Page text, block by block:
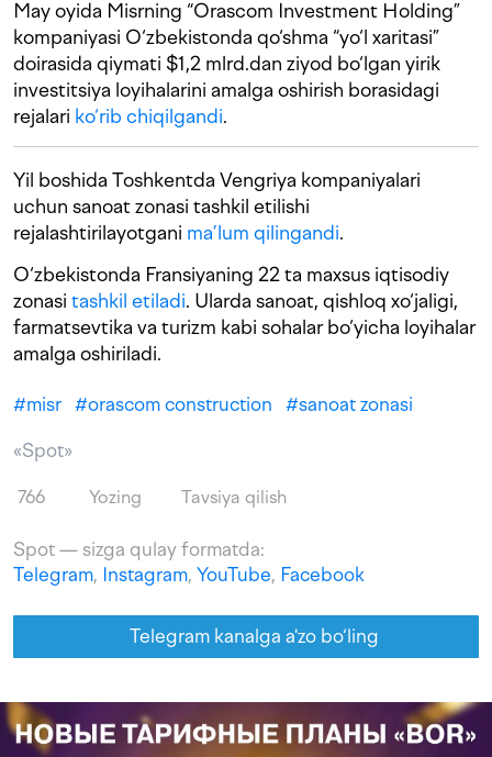
May oyida Misrning “Orascom Investment Holding”
kompaniyasi O‘zbekistonda qo‘shma “yo‘l xaritasi”
doirasida qiymati $1,2 mlrd.dan ziyod bo‘lgan yirik
investitsiya loyihalarini amalga oshirish borasidagi
rejalari ko‘rib chiqilgandi.
Yil boshida Toshkentda Vengriya kompaniyalari
uchun sanoat zonasi tashkil etilishi
rejalashtirilayotgani ma’lum qilingandi.
O‘zbekistonda Fransiyaning 22 ta maxsus iqtisodiy
zonasi tashkil etiladi. Ularda sanoat, qishloq xo‘jaligi,
farmatsevtika va turizm kabi sohalar bo‘yicha loyihalar
amalga oshiriladi.
#misr #orascom construction #sanoat zonasi
«Spot»
766 Yozing Tavsiya qilish
Spot — sizga qulay formatda:
Telegram, Instagram, YouTube, Facebook
Telegram kanalga a'zo bo‘ling